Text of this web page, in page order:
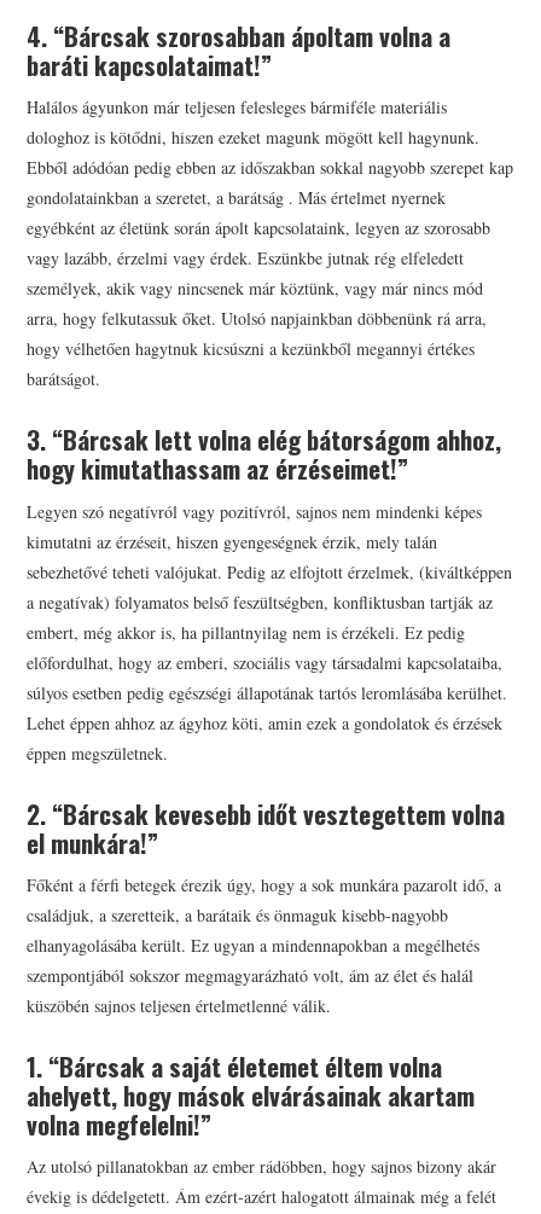
4. “Bárcsak szorosabban ápoltam volna a
baráti kapcsolataimat!”
Halálos ágyunkon már teljesen felesleges bármiféle materiális
dologhoz is kötődni, hiszen ezeket magunk mögött kell hagynunk.
Ebből adódóan pedig ebben az időszakban sokkal nagyobb szerepet kap
gondolatainkban a szeretet, a barátság . Más értelmet nyernek
egyébként az életünk során ápolt kapcsolataink, legyen az szorosabb
vagy lazább, érzelmi vagy érdek. Eszünkbe jutnak rég elfeledett
személyek, akik vagy nincsenek már köztünk, vagy már nincs mód
arra, hogy felkutassuk őket. Utolsó napjainkban döbbenünk rá arra,
hogy vélhetően hagytnuk kicsúszni a kezünkből megannyi értékes
barátságot.
3. “Bárcsak lett volna elég bátorságom ahhoz,
hogy kimutathassam az érzéseimet!”
Legyen szó negatívról vagy pozitívról, sajnos nem mindenki képes
kimutatni az érzéseit, hiszen gyengeségnek érzik, mely talán
sebezhetővé teheti valójukat. Pedig az elfojtott érzelmek, (kiváltképpen
a negatívak) folyamatos belső feszültségben, konfliktusban tartják az
embert, még akkor is, ha pillantnyilag nem is érzékeli. Ez pedig
előfordulhat, hogy az emberi, szociális vagy társadalmi kapcsolataiba,
súlyos esetben pedig egészségi állapotának tartós leromlásába kerülhet.
Lehet éppen ahhoz az ágyhoz köti, amin ezek a gondolatok és érzések
éppen megszületnek.
2. “Bárcsak kevesebb időt vesztegettem volna
el munkára!”
Főként a férfi betegek érezik úgy, hogy a sok munkára pazarolt idő, a
családjuk, a szeretteik, a barátaik és önmaguk kisebb-nagyobb
elhanyagolásába került. Ez ugyan a mindennapokban a megélhetés
szempontjából sokszor megmagyarázható volt, ám az élet és halál
küszöbén sajnos teljesen értelmetlenné válik.
1. “Bárcsak a saját életemet éltem volna
ahelyett, hogy mások elvárásainak akartam
volna megfelelni!”
Az utolsó pillanatokban az ember rádöbben, hogy sajnos bizony akár
évekig is dédelgetett. Ám ezért-azért halogatott álmainak még a felét